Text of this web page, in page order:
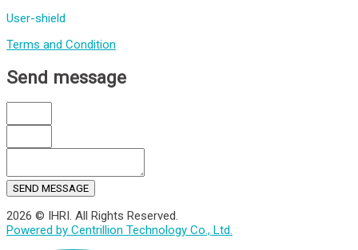
User-shield
Terms and Condition
Send message
SEND MESSAGE
2026 © IHRI. All Rights Reserved.
Powered by Centrillion Technology Co., Ltd.